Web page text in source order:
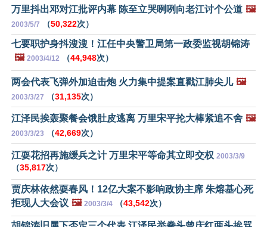
万里抖出邓对江批评内幕 陈至立哭咧咧向老江讨个公道 🖼️
2003/5/7 （50,322次）
七要职护身抖溲溲！江任中央警卫局第一政委监视胡锦涛
🖼️ 2003/4/12 （44,948次）
两会代表飞弹外加迫击炮 火力集中提案直戳江肺尖儿 🖼️
2003/3/27 （31,135次）
江泽民挨轰聚餐会饿肚皮逃离 万里宋平抡大棒紧追不舍 🖼️
2003/3/23 （42,669次）
江耍花招再施缓兵之计 万里宋平等命其立即交权 2003/3/9
（35,817次）
贾庆林依然耍春风！12亿大案不影响政协主席 朱熔基心死
拒现人大会议 🖼️ 2003/3/4 （43,542次）